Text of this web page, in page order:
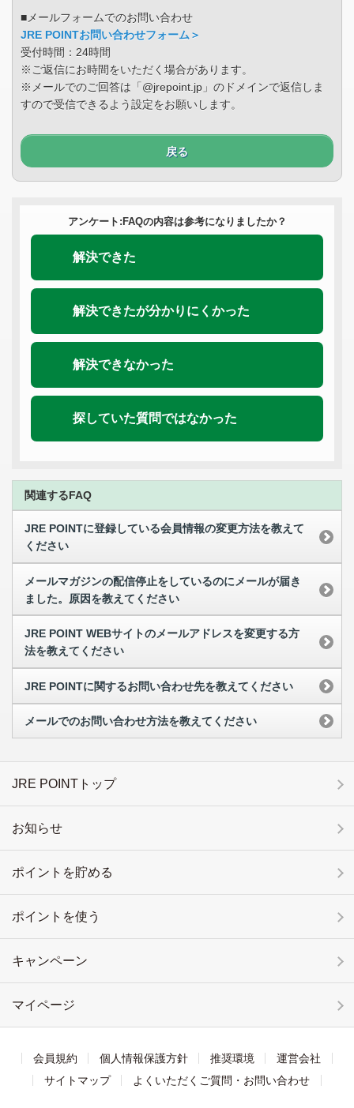
■メールフォームでのお問い合わせ
JRE POINTお問い合わせフォーム＞
受付時間：24時間
※ご返信にお時間をいただく場合があります。
※メールでのご回答は「@jrepoint.jp」のドメインで返信しま
すので受信できるよう設定をお願いします。
戻る
アンケート:FAQの内容は参考になりましたか？
解決できた
解決できたが分かりにくかった
解決できなかった
探していた質問ではなかった
関連するFAQ
JRE POINTに登録している会員情報の変更方法を教えて
ください
メールマガジンの配信停止をしているのにメールが届き
ました。原因を教えてください
JRE POINT WEBサイトのメールアドレスを変更する方
法を教えてください
JRE POINTに関するお問い合わせ先を教えてください
メールでのお問い合わせ方法を教えてください
JRE POINTトップ
お知らせ
ポイントを貯める
ポイントを使う
キャンペーン
マイページ
会員規約 個人情報保護方針 推奨環境
運営会社
サイトマップ
よくいただくご質問・お問い合わせ